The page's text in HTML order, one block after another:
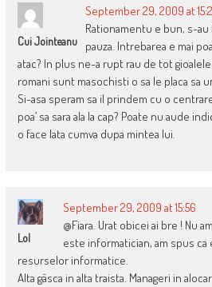
Cui Jointeanu
September 29, 2009 at
Rationamentu e bun, s-
pauza. Intrebarea e mai
atac? In plus ne-a rupt rau de tot
romani sunt masochisti o sa le placa sa
Si-asa speram sa il prindem cu o
poa’ sa sara ala la cap? Poate nu aude
o face lata cumva dupa mintea lui.
Lol
September 29, 2009 at 15:56
@Fiara. Urat obicei ai bre ! Nu
este informatician, am spus ca
resurselor informatice.
Alta gâsca in alta traista. Manageri in